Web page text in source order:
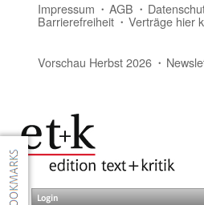
Impressum AGB
Barrierefreiheit Verträge hier
Vorschau Herbst 2026
Login